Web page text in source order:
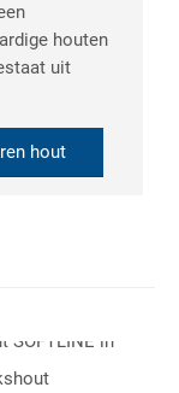
houten
uit
hout